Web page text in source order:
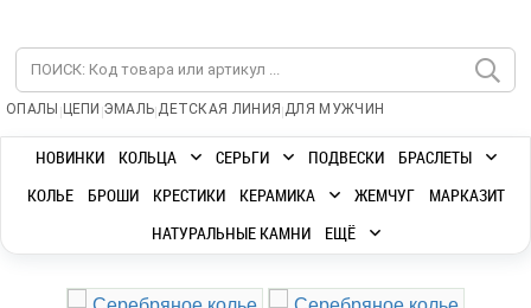
ОПАЛЫ | ЦЕПИ |ЭМАЛЬ|ДЕТСКАЯ ЛИНИЯ |ДЛЯ МУЖЧИН
НОВИНКИ КОЛЬЦА СЕРЬГИ ПОДВЕСКИ
БРАСЛЕТЫ
КОЛЬЕ
БРОШИ КРЕСТИКИ КЕРАМИКА ЖЕМЧУГ
МАРКАЗИТ
НАТУРАЛЬНЫЕ КАМНИ
ЕЩЁ